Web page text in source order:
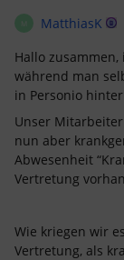
M
MatthiasK
Hallo
während man
in Personio
Unser
nun aber
Abwesenheit
Vertretung
Wie kriegen wir
Vertretung, als